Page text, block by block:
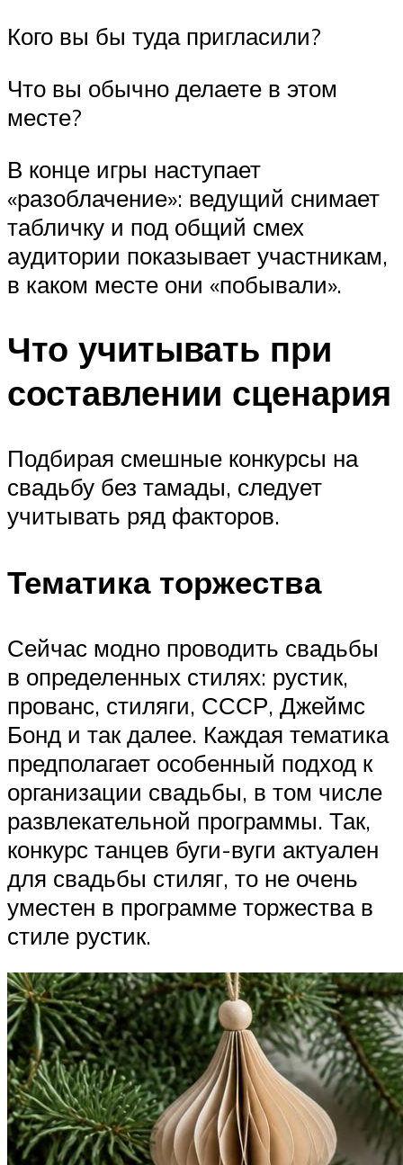
Кого вы бы туда пригласили?
Что вы обычно делаете в этом
месте?
В конце игры наступает
«разоблачение»: ведущий снимает
табличку и под общий смех
аудитории показывает участникам,
в каком месте они «побывали».
Что учитывать при
составлении сценария
Подбирая смешные конкурсы на
свадьбу без тамады, следует
учитывать ряд факторов.
Тематика торжества
Сейчас модно проводить свадьбы
в определенных стилях: рустик,
прованс, стиляги, СССР, Джеймс
Бонд и так далее. Каждая тематика
предполагает особенный подход к
организации свадьбы, в том числе
развлекательной программы. Так,
конкурс танцев буги-вуги актуален
для свадьбы стиляг, то не очень
уместен в программе торжества в
стиле рустик.